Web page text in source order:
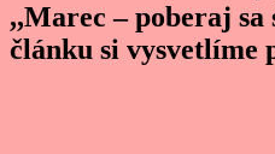
,,Marec – poberaj sa
článku si vysvetlíme